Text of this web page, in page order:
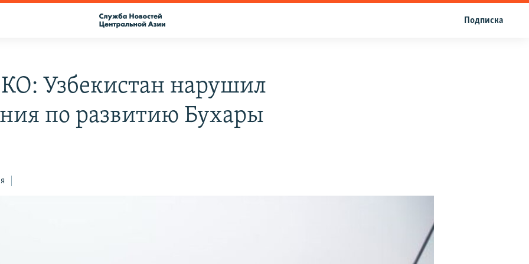
Подписка
Узбекистан нарушил
по развитию Бухары